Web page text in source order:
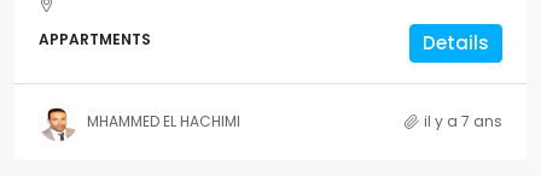
APPARTMENTS Details
MHAMMED EL HACHIMI il y a 7 ans